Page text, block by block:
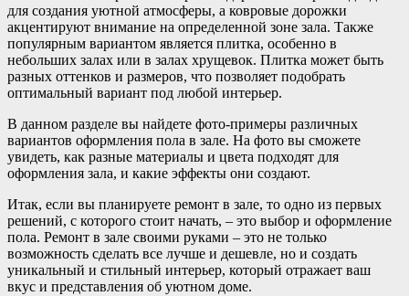
для создания уютной атмосферы, а ковровые дорожки
акцентируют внимание на определенной зоне зала. Также
популярным вариантом является плитка, особенно в
небольших залах или в залах хрущевок. Плитка может быть
разных оттенков и размеров, что позволяет подобрать
оптимальный вариант под любой интерьер.
В данном разделе вы найдете фото-примеры различных
вариантов оформления пола в зале. На фото вы сможете
увидеть, как разные материалы и цвета подходят для
оформления зала, и какие эффекты они создают.
Итак, если вы планируете ремонт в зале, то одно из первых
решений, с которого стоит начать, – это выбор и оформление
пола. Ремонт в зале своими руками – это не только
возможность сделать все лучше и дешевле, но и создать
уникальный и стильный интерьер, который отражает ваш
вкус и представления об уютном доме.